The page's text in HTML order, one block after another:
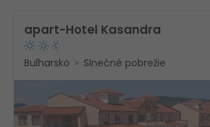
apart-Hotel Kasandra
Bulharsko Slnečné pobrežie